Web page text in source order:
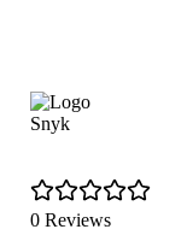
Snyk
0 Reviews